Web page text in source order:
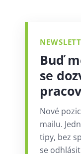
Buď
se
Nové
mailu.
tipy, bez
se